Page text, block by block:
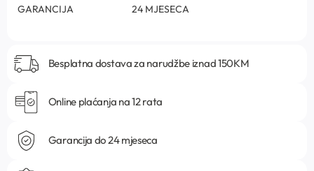
GARANCIJA
24 MJESECA
Besplatna dostava za narudžbe iznad 150KM
Online plaćanja na 12 rata
Garancija do 24 mjeseca